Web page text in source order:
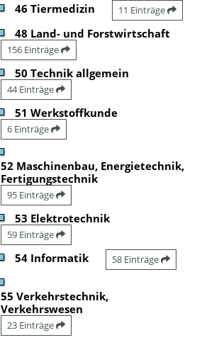
46 Tiermedizin 11 Einträge
48 Land- und Forstwirtschaft
156 Einträge
50 Technik allgemein
44 Einträge
51 Werkstoffkunde
6 Einträge
52 Maschinenbau, Energietechnik,
Fertigungstechnik
95 Einträge
53 Elektrotechnik
59 Einträge
54 Informatik 58 Einträge
55 Verkehrstechnik,
Verkehrswesen
23 Einträge